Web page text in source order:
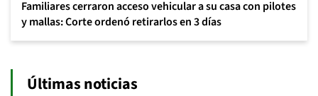
Familiares cerraron acceso vehicular a su casa con pilotes
y mallas: Corte ordenó retirarlos en 3 días
Últimas noticias